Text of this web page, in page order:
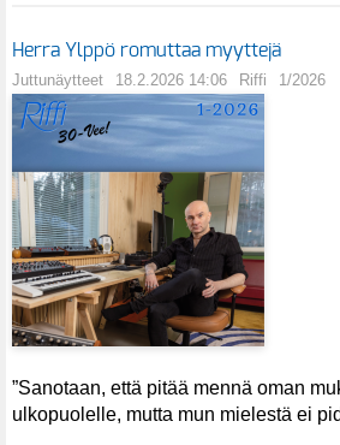
Herra Ylppö romuttaa myyttejä
Juttunäytteet 18.2.2026 14:06 Riffi 1/2026
”Sanotaan, että pitää mennä oman
ulkopuolelle, mutta mun mielestä ei